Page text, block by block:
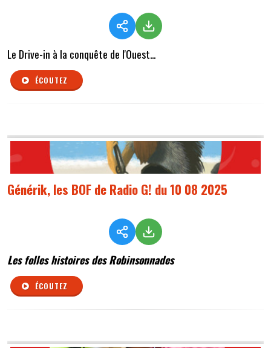
Le Drive-in à la conquête de l'Ouest...
ÉCOUTEZ
Générik, les BOF de Radio G! du 10 08 2025
Les folles histoires des Robinsonnades
ÉCOUTEZ